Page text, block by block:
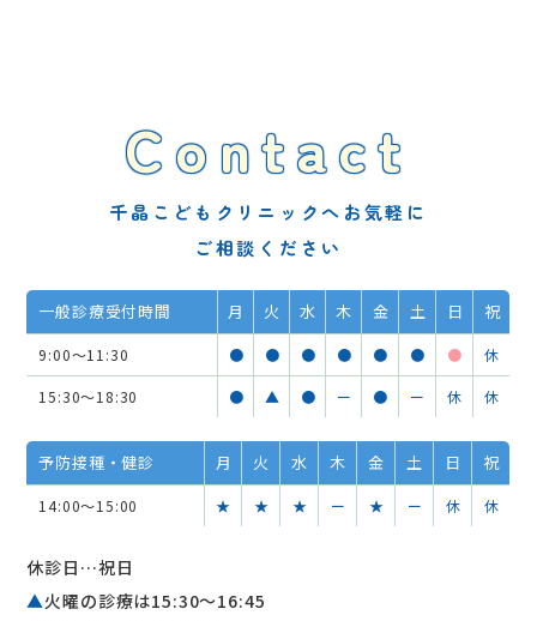
Contact
千晶こどもクリニックへお気軽に
ご相談ください
一般診療受付時間 月 火 水 木 金 土 日 祝
9:00～11:30 ● ● ● ● ● ● ● 休
15:30～18:30 ● ▲ ● ー ● ー 休 休
予防接種・健診 月 火 水 木 金 土 日 祝
14:00～15:00 ★ ★ ★ ー ★ ー 休 休
休診日…祝日
▲火曜の診療は15:30〜16:45